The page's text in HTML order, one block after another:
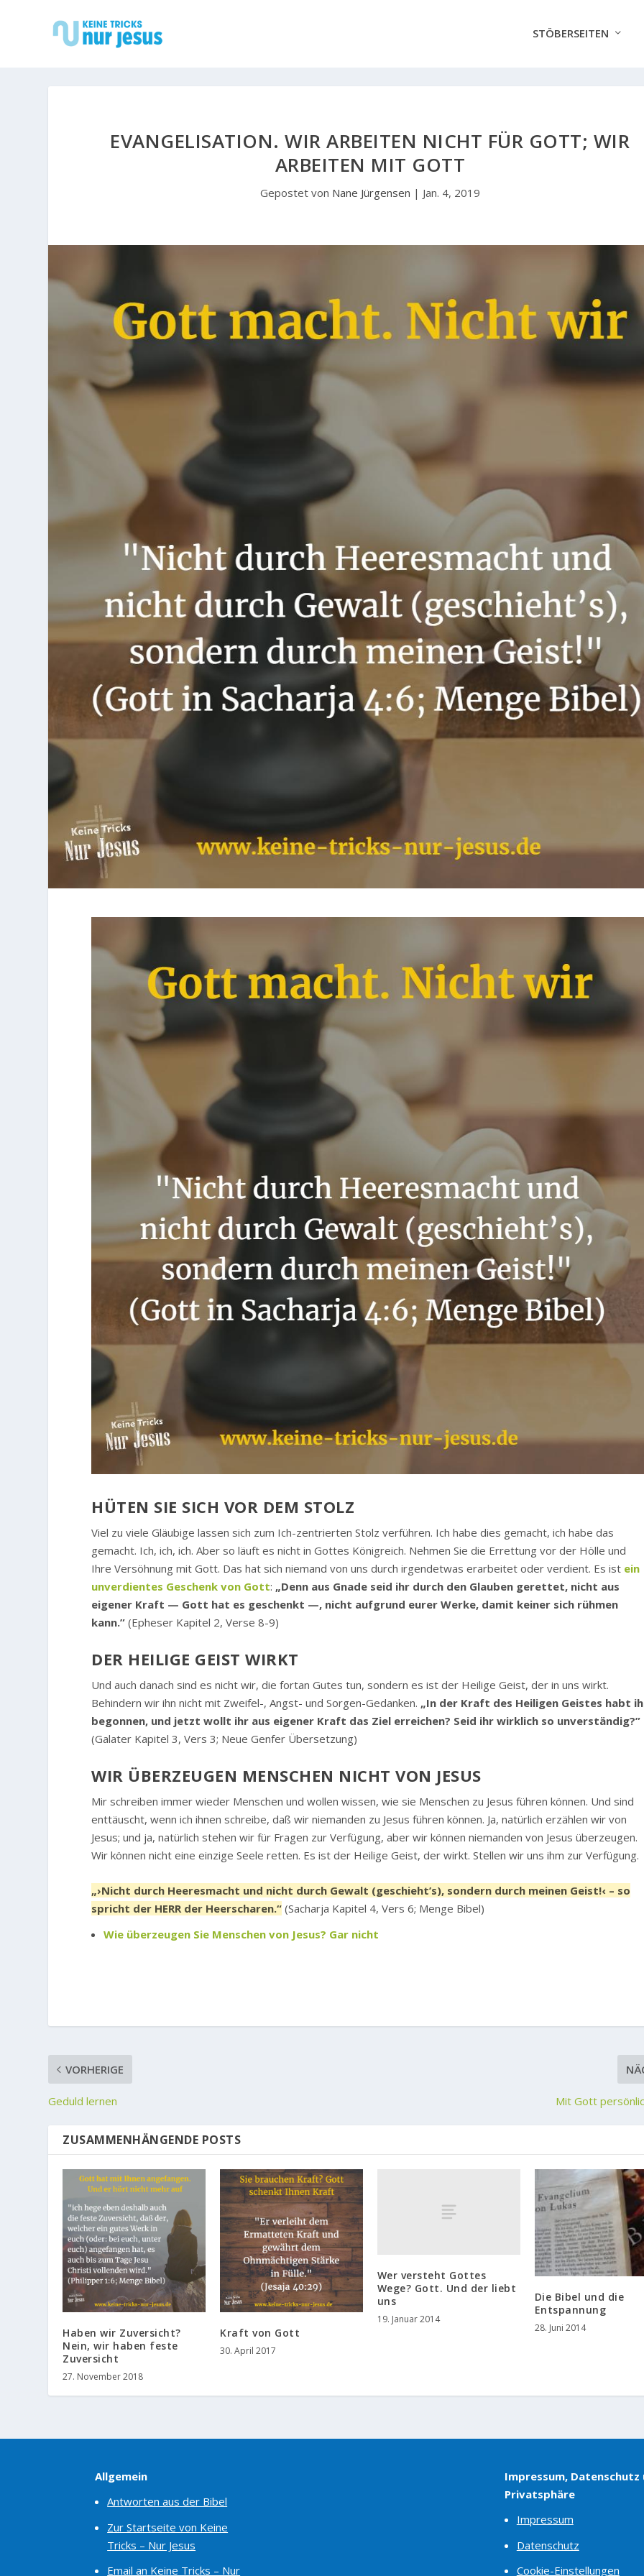
STÖBERSEITEN
EVANGELISATION. WIR ARBEITEN NICHT FÜR GOTT; WIR
ARBEITEN MIT GOTT
Gepostet von Nane Jürgensen | Jan. 4, 2019
HÜTEN SIE SICH VOR DEM STOLZ
Viel zu viele Gläubige lassen sich zum Ich-zentrierten Stolz verführen. Ich habe dies gemacht, ich habe das
gemacht. Ich, ich, ich. Aber so läuft es nicht in Gottes Königreich. Nehmen Sie die Errettung vor der Hölle und
Ihre Versöhnung mit Gott. Das hat sich niemand von uns durch irgendetwas erarbeitet oder verdient. Es ist ein
unverdientes Geschenk von Gott: „Denn aus Gnade seid ihr durch den Glauben gerettet, nicht aus
eigener Kraft — Gott hat es geschenkt —, nicht aufgrund eurer Werke, damit keiner sich rühmen
kann.” (Epheser Kapitel 2, Verse 8-9)
DER HEILIGE GEIST WIRKT
Und auch danach sind es nicht wir, die fortan Gutes tun, sondern es ist der Heilige Geist, der in uns wirkt.
Behindern wir ihn nicht mit Zweifel-, Angst- und Sorgen-Gedanken. „In der Kraft des Heiligen Geistes habt
begonnen, und jetzt wollt ihr aus eigener Kraft das Ziel erreichen? Seid ihr wirklich so unverständig?”
(Galater Kapitel 3, Vers 3; Neue Genfer Übersetzung)
WIR ÜBERZEUGEN MENSCHEN NICHT VON JESUS
Mir schreiben immer wieder Menschen und wollen wissen, wie sie Menschen zu Jesus führen können. Und sind
enttäuscht, wenn ich ihnen schreibe, daß wir niemanden zu Jesus führen können. Ja, natürlich erzählen wir von
Jesus; und ja, natürlich stehen wir für Fragen zur Verfügung, aber wir können niemanden von Jesus überzeugen.
Wir können nicht eine einzige Seele retten. Es ist der Heilige Geist, der wirkt. Stellen wir uns ihm zur Verfügung.
„›Nicht durch Heeresmacht und nicht durch Gewalt (geschieht’s), sondern durch meinen Geist!‹ – so
spricht der HERR der Heerscharen.“ (Sacharja Kapitel 4, Vers 6; Menge Bibel)
Wie überzeugen Sie Menschen von Jesus? Gar nicht
VORHERIGE
Geduld lernen Mit Gott
ZUSAMMENHÄNGENDE POSTS
Haben wir Zuversicht?
Nein, wir haben feste
Zuversicht
27. November 2018
Kraft von Gott
30. April 2017
Wer versteht Gottes
Wege? Gott. Und der liebt
uns
19. Januar 2014
Die Bibel und die
Entspannung
28. Juni 2014
Allgemein
Antworten aus der Bibel
Zur Startseite von Keine
Tricks – Nur Jesus
Email an Keine Tricks – Nur
Impressum, Datenschutz
Privatsphäre
Impressum
Datenschutz
Cookie-Einstellungen